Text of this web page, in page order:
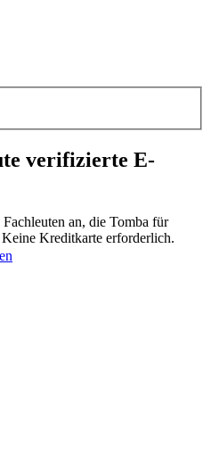
verifizierte E-
an, die Tomba für
Kreditkarte erforderlich.